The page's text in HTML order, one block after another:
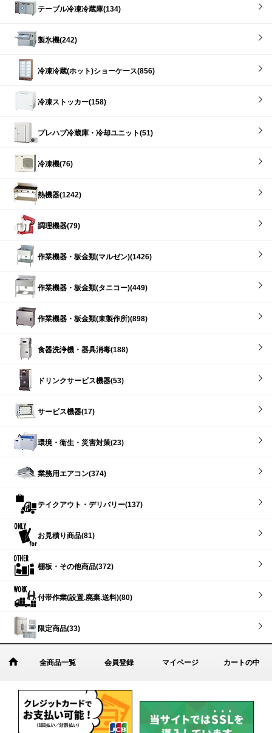
テーブル冷凍冷蔵庫(134)
製氷機(242)
冷凍冷蔵(ホット)ショーケース(856)
冷凍ストッカー(158)
プレハブ冷蔵庫・冷却ユニット(51)
冷凍機(76)
熱機器(1242)
調理機器(79)
作業機器・板金類(マルゼン)(1426)
作業機器・板金類(タニコー)(449)
作業機器・板金類(東製作所)(898)
食器洗浄機・器具消毒(188)
ドリンクサービス機器(53)
サービス機器(17)
環境・衛生・災害対策(23)
業務用エアコン(374)
テイクアウト・デリバリー(137)
お見積り商品(81)
棚板・その他商品(372)
付帯作業(設置.廃棄.送料)(80)
限定商品(33)
全商品一覧 会員登録 マイページ カートの中